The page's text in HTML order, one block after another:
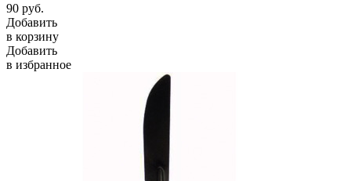
90 руб.
Добавить
в корзину
Добавить
в избранное